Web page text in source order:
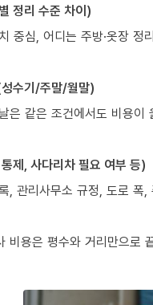
정리 수준 차이)
중심, 어디는 주방·옷장
수기/주말/월말)
은 같은 조건에서도 비용
제, 사다리차 필요 여부 등)
, 관리사무소 규정, 도로
비용은 평수와 거리만으로